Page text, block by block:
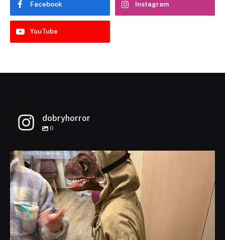
Facebook Instagram
YouTube
dobryhorror
0
dobryhorror
Lis 1